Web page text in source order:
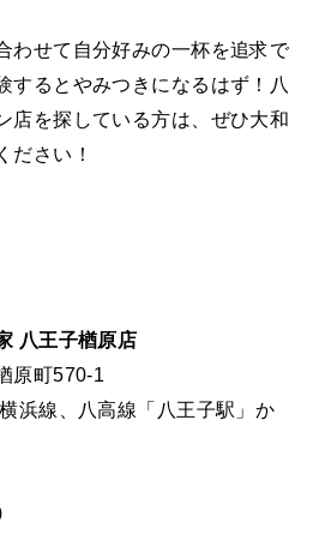
わせて自分好みの一杯を追求で
するとやみつきになるはず！八
店を探している方は、ぜひ大和
ださい！
八王子楢原店
原町570-1
浜線、八高線「八王子駅」か